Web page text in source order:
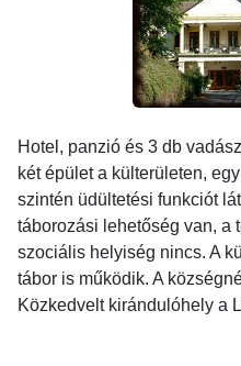
Hotel, panzió és 3 db
két épület a külterületen,
szintén üdültetési funkciót
táborozási lehetőség van, a
szociális helyiség nincs. A
tábor is működik. A
Közkedvelt kirándulóhely a